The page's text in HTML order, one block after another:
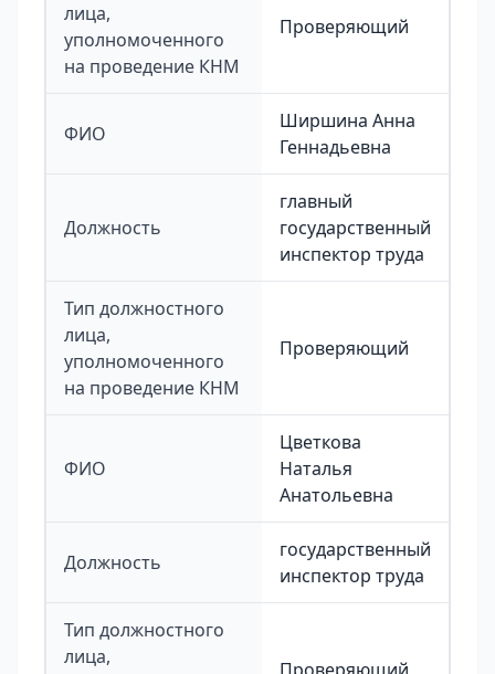
лица,
уполномоченного
на проведение КНМ
Проверяющий
ФИО
Ширшина Анна
Геннадьевна
Должность
главный
государственный
инспектор труда
Тип должностного
лица,
уполномоченного
на проведение КНМ
Проверяющий
ФИО
Цветкова
Наталья
Анатольевна
Должность
государственный
инспектор труда
Тип должностного
лица,